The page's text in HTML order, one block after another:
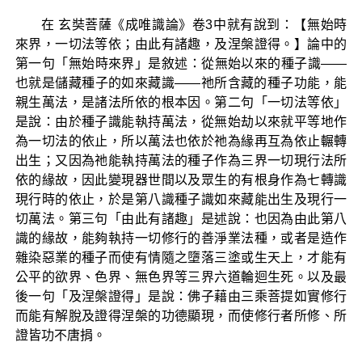
在 玄奘菩薩《成唯識論》卷3中就有說到：【無始時
來界，一切法等依；由此有諸趣，及涅槃證得。】論中的
第一句「無始時來界」是敘述：從無始以來的種子識——
也就是儲藏種子的如來藏識——祂所含藏的種子功能，能
親生萬法，是諸法所依的根本因。第二句「一切法等依」
是說：由於種子識能執持萬法，從無始劫以來就平等地作
為一切法的依止，所以萬法也依於祂為緣再互為依止輾轉
出生；又因為祂能執持萬法的種子作為三界一切現行法所
依的緣故，因此變現器世間以及眾生的有根身作為七轉識
現行時的依止，於是第八識種子識如來藏能出生及現行一
切萬法。第三句「由此有諸趣」是述說：也因為由此第八
識的緣故，能夠執持一切修行的善淨業法種，或者是造作
雜染惡業的種子而使有情隨之墮落三塗或生天上，才能有
公平的欲界、色界、無色界等三界六道輪迴生死。以及最
後一句「及涅槃證得」是說：佛子藉由三乘菩提如實修行
而能有解脫及證得涅槃的功德顯現，而使修行者所修、所
證皆功不唐捐。